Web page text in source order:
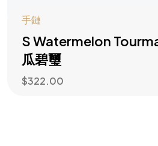
手鏈
S Watermelon
瓜碧璽
$322.00